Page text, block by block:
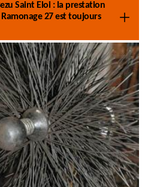
Saint Eloi : la prestation
Ramonage 27 est toujours